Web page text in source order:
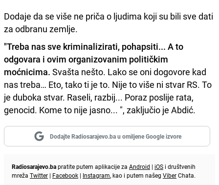
Dodaje da se više ne priča o ljudima koji su bili sve dati
za odbranu zemlje.
"Treba nas sve kriminalizirati, pohapsiti... A to
odgovara i ovim organizovanim političkim
moćnicima. Svašta nešto. Lako se oni dogovore kad
nas treba… Eto, tako ti je to. Nije to više ni stvar RS. To
je duboka stvar. Raseli, razbij... Poraz poslije rata,
genocid. Kome to nije jasno... ", zaključio je Abdić.
Dodajte Radiosarajevo.ba u omiljene Google izvore
Radiosarajevo.bapratite putem aplikacije za Android | iOS i društvenih
mreža Twitter | Facebook | Instagram, kao i putem našeg ViberChata.